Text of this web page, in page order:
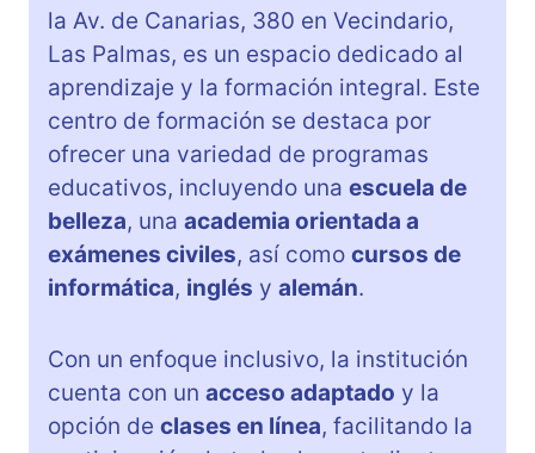
la Av. de Canarias, 380 en Vecindario,
Las Palmas, es un espacio dedicado al
aprendizaje y la formación integral. Este
centro de formación se destaca por
ofrecer una variedad de programas
educativos, incluyendo una escuela de
belleza, una academia orientada a
exámenes civiles, así como cursos de
informática, inglés y alemán.
Con un enfoque inclusivo, la institución
cuenta con un acceso adaptado y la
opción de clases en línea, facilitando la